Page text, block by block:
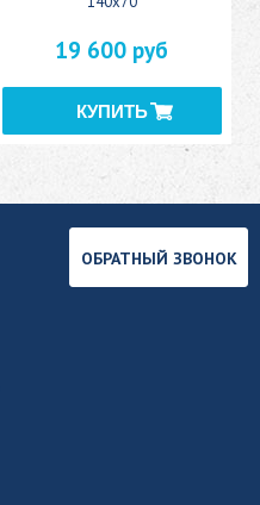
19 600 руб
ОБРАТНЫЙ ЗВОНОК